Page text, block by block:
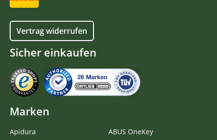
Vertrag widerrufen
Sicher einkaufen
Marken
Apidura
ABUS OneKey